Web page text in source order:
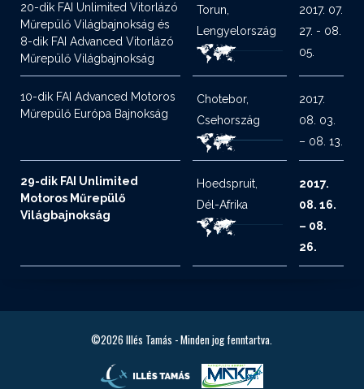
20-dik FAI Unlimited Vitorlázó
Műrepülő Világbajnokság és
8-dik FAI Advanced Vitorlázó
Műrepülő Világbajnokság
Torun,
Lengyelország
2017. 07.
27. - 08.
05.
10-dik FAI Advanced Motoros
Műrepülő Európa Bajnokság
Chotebor,
Csehország
2017.
08. 03.
– 08. 13.
29-dik FAI Unlimited
Motoros Műrepülő
Világbajnokság
Hoedspruit,
Dél-Afrika
2017.
08. 16.
– 08.
26.
©2026 Illés Tamás - Minden jog fenntartva.